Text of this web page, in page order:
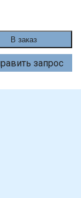
В заказ
запрос